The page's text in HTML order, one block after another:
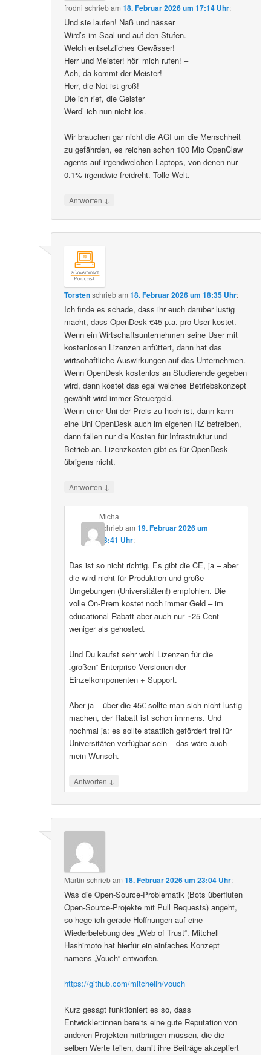
frodni schriebam18. Februar 2026 um 17:14 Uhr:
Und sie laufen! Naß und nässer
Wird’s im Saal und auf den Stufen.
Welch entsetzliches Gewässer!
Herr und Meister! hör’ mich rufen! –
Ach, da kommt der Meister!
Herr, die Not ist groß!
Die ich rief, die Geister
Werd’ ich nun nicht los.
Wir brauchen gar nicht die AGI um die Menschheit
zu gefährden, es reichen schon 100 Mio OpenClaw
agents auf irgendwelchen Laptops, von denen nur
0.1% irgendwie freidreht. Tolle Welt.
Antworten ↓
Torstenschriebam18. Februar 2026 um 18:35 Uhr:
Ich finde es schade, dass ihr euch darüber lustig
macht, dass OpenDesk €45 p.a. pro User kostet.
Wenn ein Wirtschaftsunternehmen seine User mit
kostenlosen Lizenzen anfüttert, dann hat das
wirtschaftliche Auswirkungen auf das Unternehmen.
Wenn OpenDesk kostenlos an Studierende gegeben
wird, dann kostet das egal welches Betriebskonzept
gewählt wird immer Steuergeld.
Wenn einer Uni der Preis zu hoch ist, dann kann
eine Uni OpenDesk auch im eigenen RZ betreiben,
dann fallen nur die Kosten für Infrastruktur und
Betrieb an. Lizenzkosten gibt es für OpenDesk
übrigens nicht.
Antworten ↓
Micha
schriebam 19. Februar 2026 um
13:41 Uhr:
Das ist so nicht richtig. Es gibt die CE, ja – aber
die wird nicht für Produktion und große
Umgebungen (Universitäten!) empfohlen. Die
volle On-Prem kostet noch immer Geld – im
educational Rabatt aber auch nur ~25 Cent
weniger als gehosted.
Und Du kaufst sehr wohl Lizenzen für die
„großen“ Enterprise Versionen der
Einzelkomponenten + Support.
Aber ja – über die 45€ sollte man sich nicht lustig
machen, der Rabatt ist schon immens. Und
nochmal ja: es sollte staatlich gefördert frei für
Universitäten verfügbar sein – das wäre auch
mein Wunsch.
Antworten ↓
Martin schriebam18. Februar 2026 um 23:04 Uhr:
Was die Open-Source-Problematik (Bots überfluten
Open-Source-Projekte mit Pull Requests) angeht,
so hege ich gerade Hoffnungen auf eine
Wiederbelebung des „Web of Trust“. Mitchell
Hashimoto hat hierfür ein einfaches Konzept
namens „Vouch“ entworfen.
https://github.com/mitchellh/vouch
Kurz gesagt funktioniert es so, dass
Entwickler:innen bereits eine gute Reputation von
anderen Projekten mitbringen müssen, die die
selben Werte teilen, damit ihre Beiträge akzeptiert